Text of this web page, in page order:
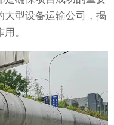
大型设备运输公司，揭
。